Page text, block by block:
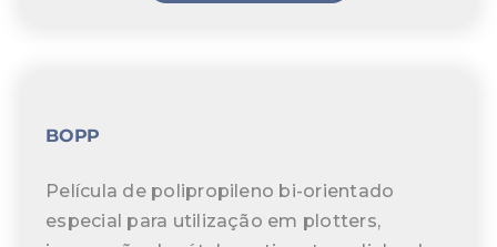
BOPP
Película de polipropileno bi-orientado
especial para utilização em plotters,